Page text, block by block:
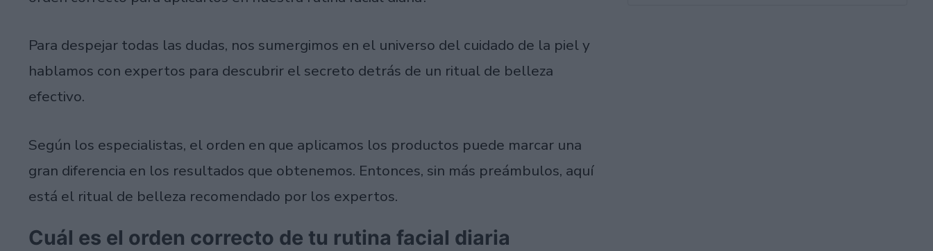
Para despejar todas las dudas, nos sumergimos en el universo del cuidado de la piel y
hablamos con expertos para descubrir el secreto detrás de un ritual de belleza
efectivo.
Según los especialistas, el orden en que aplicamos los productos puede marcar una
gran diferencia en los resultados que obtenemos. Entonces, sin más preámbulos, aquí
está el ritual de belleza recomendado por los expertos.
Cuál es el orden correcto de tu rutina facial diaria